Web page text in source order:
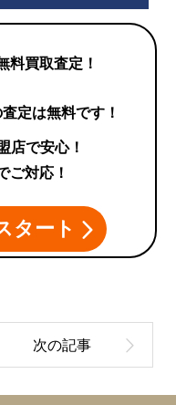
料買取査定！
定は無料です！
店で安心！
ご対応！
タート